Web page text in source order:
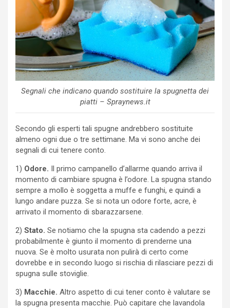
Segnali che indicano quando sostituire la spugnetta dei
piatti – Spraynews.it
Secondo gli esperti tali spugne andrebbero sostituite
almeno ogni due o tre settimane. Ma vi sono anche dei
segnali di cui tenere conto.
1) Odore. Il primo campanello d’allarme quando arriva il
momento di cambiare spugna è l’odore. La spugna stando
sempre a mollo è soggetta a muffe e funghi, e quindi a
lungo andare puzza. Se si nota un odore forte, acre, è
arrivato il momento di sbarazzarsene.
2) Stato. Se notiamo che la spugna sta cadendo a pezzi
probabilmente è giunto il momento di prenderne una
nuova. Se è molto usurata non pulirà di certo come
dovrebbe e in secondo luogo si rischia di rilasciare pezzi di
spugna sulle stoviglie.
3) Macchie. Altro aspetto di cui tener conto è valutare se
la spugna presenta macchie. Può capitare che lavandola